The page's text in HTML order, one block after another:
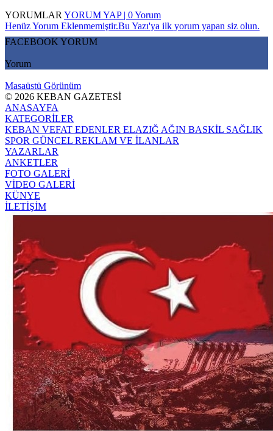
YORUMLAR YORUM YAP | 0 Yorum
Henüz Yorum Eklenmemiştir.Bu Yazı'ya ilk yorum yapan siz olun.
FACEBOOK YORUM
Yorum
Masaüstü Görünüm
© 2026 KEBAN GAZETESİ
ANASAYFA
KATEGORİLER
KEBAN VEFAT EDENLER ELAZIĞ AĞIN BASKİL SAĞLIK
SPOR GÜNCEL REKLAM VE İLANLAR
YAZARLAR
ANKETLER
FOTO GALERİ
VİDEO GALERİ
KÜNYE
İLETİŞİM